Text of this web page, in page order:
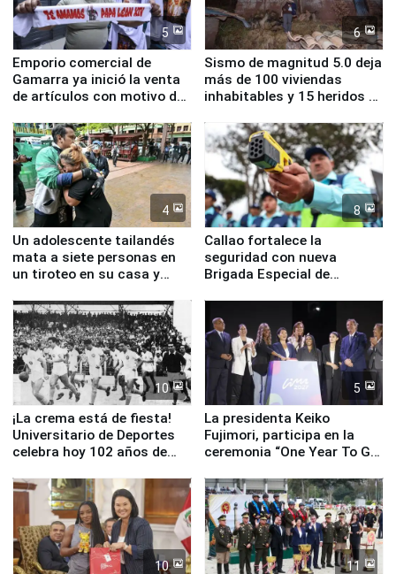
5
Emporio comercial de
Gamarra ya inició la venta
de artículos con motivo de
6
Sismo de magnitud 5.0 deja
más de 100 viviendas
inhabitables y 15 heridos en
4
Un adolescente tailandés
mata a siete personas en
un tiroteo en su casa y
8
Callao fortalece la
seguridad con nueva
Brigada Especial de
equipamiento para
Serenazgo
10
¡La crema está de fiesta!
Universitario de Deportes
celebra hoy 102 años de
5
La presidenta Keiko
Fujimori, participa en la
ceremonia “One Year To Go
10 11